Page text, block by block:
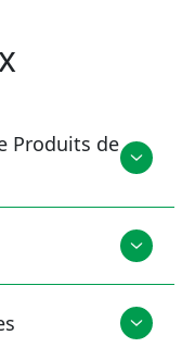
Produits de